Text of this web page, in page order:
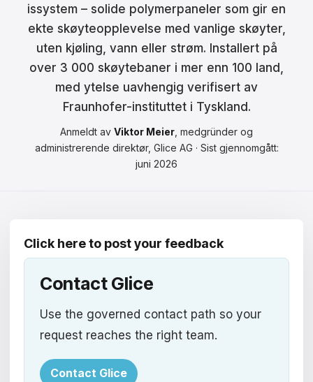
Svenska
Suomi
Čeština
日本語
한국어
中文
Русский
Slovenčina
issystem – solide polymerpaneler som gir en
ekte skøyteopplevelse med vanlige skøyter,
uten kjøling, vann eller strøm. Installert på
over 3 000 skøytebaner i mer enn 100 land,
med ytelse uavhengig verifisert av
Fraunhofer-instituttet i Tyskland.
Anmeldt av Viktor Meier , medgründer og
administrerende direktør, Glice AG · Sist gjennomgått:
juni 2026
Click here to post your feedback
Contact Glice
Use the governed contact path so your
request reaches the right team.
Contact Glice